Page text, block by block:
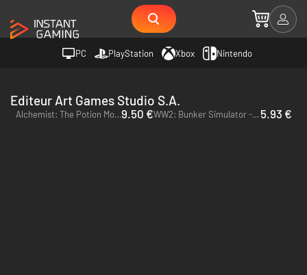
PC PlayStation Xbox Nintendo
Editeur Art Games Studio S.A.
Alchemist: The Potion Monger - PC (Steam)9.50 € WW2: Bunker Simulator - PC (Steam) 5.93 €